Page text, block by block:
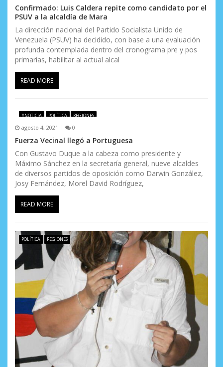
n
t
r
a
d
s
Confirmado: Luis Caldera repite como candidato por el
PSUV a la alcaldía de Mara
La dirección nacional del Partido Socialista Unido de
Venezuela (PSUV) ha decidido, con base a una evaluación
profunda contemplada dentro del cronograma pre y pos
primarias, habilitar al actual alcal
READ MORE
#NOTICIA POLÍTICA REGIONES
agosto 4, 2021 0
Fuerza Vecinal llegó a Portuguesa
Con Gustavo Duque a la cabeza como presidente y
Máximo Sánchez en la secretaría general, nueve alcaldes
de diversos partidos de oposición como Darwin González,
Josy Fernández, Morel David Rodríguez,
READ MORE
POLÍTICA REGIONES